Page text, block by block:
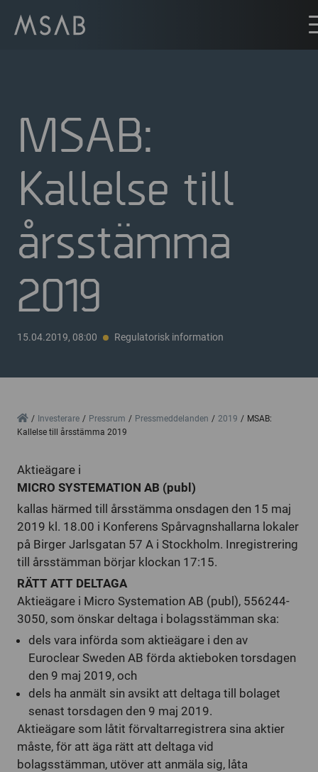
MSAB:
Kallelse till
årsstämma
2019
15.04.2019, 08:00 Regulatorisk information
HomeInvesterare Pressrum Pressmeddelanden 2019
MSAB:
Kallelse till årsstämma 2019
Aktieägare i
MICRO SYSTEMATION AB (publ)
kallas härmed till årsstämma onsdagen den 15 maj
2019 kl. 18.00 i Konferens Spårvagnshallarna lokaler
på Birger Jarlsgatan 57 A i Stockholm. Inregistrering
till årsstämman börjar klockan 17:15.
RÄTT ATT DELTAGA
Aktieägare i Micro Systemation AB (publ), 556244-
3050, som önskar deltaga i bolagsstämman ska:
dels vara införda som aktieägare i den av
Euroclear Sweden AB förda aktieboken torsdagen
den 9 maj 2019, och
dels ha anmält sin avsikt att deltaga till bolaget
senast torsdagen den 9 maj 2019.
Aktieägare som låtit förvaltarregistrera sina aktier
måste, för att äga rätt att deltaga vid
bolagsstämman, utöver att anmäla sig, låta